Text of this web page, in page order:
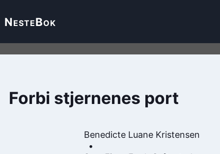
NesteBok
Forbi stjernenes port
Benedicte Luane Kristensen